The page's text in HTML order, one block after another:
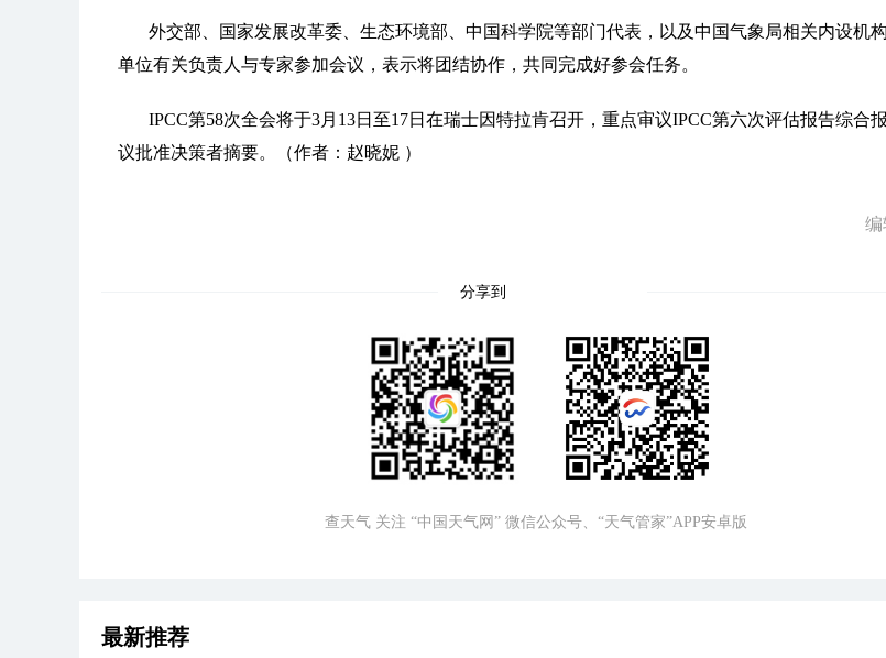
外交部、国家发展改革委、生态环境部、中国科学院等部门代表，以及中国气象局相关内设机
单位有关负责人与专家参加会议，表示将团结协作，共同完成好参会任务。
IPCC第58次全会将于3月13日至17日在瑞士因特拉肯召开，重点审议IPCC第六次评估报告综合
议批准决策者摘要。
（作者：赵晓妮 ）
编
分享到
查天气 关注 “中国天气网” 微信公众号、“天气管家”APP安卓版
最新推荐